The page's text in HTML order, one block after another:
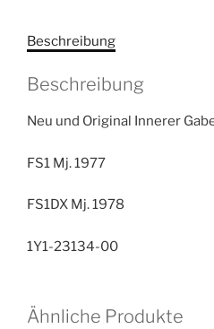
1Y1-
23134-
00
Beschreibung
Beschreibung
Neu und Original Innerer
FS1 Mj. 1977
FS1DX Mj. 1978
1Y1-23134-00
Ähnliche Produkte